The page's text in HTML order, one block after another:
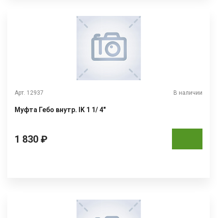
Арт. 12937 В наличии
Муфта Гебо внутр. IK 1 1/ 4"
1 830 ₽